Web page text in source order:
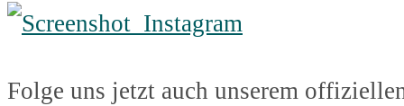
Folge uns jetzt auch unserem